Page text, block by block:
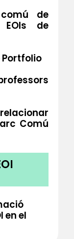
de
de
Portfolio
Comú
en el